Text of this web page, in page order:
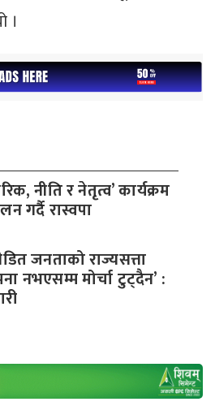
।
नीति र नेतृत्व’ कार्यक्रम
गर्दै रास्वपा
जनताको राज्यसत्ता
नभएसम्म मोर्चा टुट्दैन’ :